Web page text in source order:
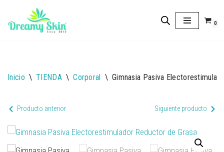
Saltar
0
Inicio \ TIENDA \ Corporal \ Gimnasia Pasiva
Producto anterior Siguiente producto